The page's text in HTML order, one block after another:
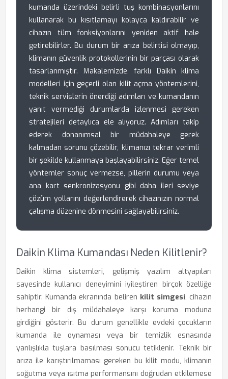
kumanda üzerindeki belirli tuş kombinasyonlarını
kullanarak bu kısıtlamayı kolayca kaldırabilir ve
cihazın tüm fonksiyonlarını yeniden aktif hale
getirebilirler. Bu durum bir arıza belirtisi olmayıp,
klimanın güvenlik protokollerinin bir parçası olarak
tasarlanmıştır. Makalemizde, farklı Daikin klima
modelleri için geçerli olan kilit açma yöntemlerini,
teknik servislerin önerdiği adımları ve kumandanın
yanıt vermediği durumlarda izlenmesi gereken
stratejileri detaylıca ele alıyoruz. Adımları takip
ederek donanımsal bir müdahaleye gerek
kalmadan sorunu çözebilir, klimanızı tekrar verimli
bir şekilde kullanmaya başlayabilirsiniz. Eğer temel
yöntemler sonuç vermezse, pillerin durumu veya
ana kart senkronizasyonu gibi daha ileri seviye
çözüm yollarını değerlendirerek cihazınızın normal
çalışma düzenine dönmesini sağlayabilirsiniz.
Daikin Klima Kumandası Neden Kilitlenir?
Daikin klima sistemleri, gelişmiş yazılım altyapıları
sayesinde kullanıcı deneyimini iyileştiren birçok özelliğe
sahiptir. Kumanda ekranında beliren kilit simgesi, cihazın
herhangi bir dış müdahaleye karşı koruma moduna
girdiğini gösterir. Bu durum genellikle evdeki çocukların
kumanda ile oynaması veya bir temizlik esnasında
yanlışlıkla tuşlara basılması sonucu tetiklenir. Teknik bir
arıza ile karıştırılmaması gereken bu kilit modu, klimanın
soğutma veya ısıtma performansını doğrudan etkilemese